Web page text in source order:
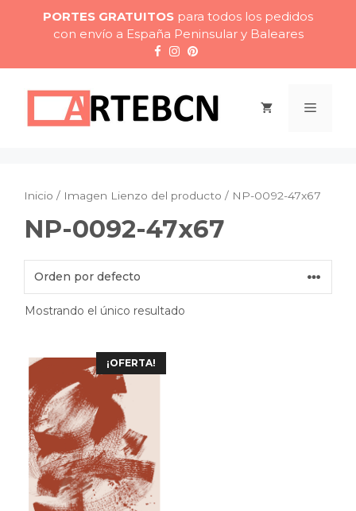
contenido
PORTES GRATUITOS para todos los pedidos
con envío a España Peninsular y Baleares
Menú
Inicio / Imagen Lienzo del producto / NP-0092-47x67
NP-0092-47x67
Mostrando el único resultado
¡OFERTA!